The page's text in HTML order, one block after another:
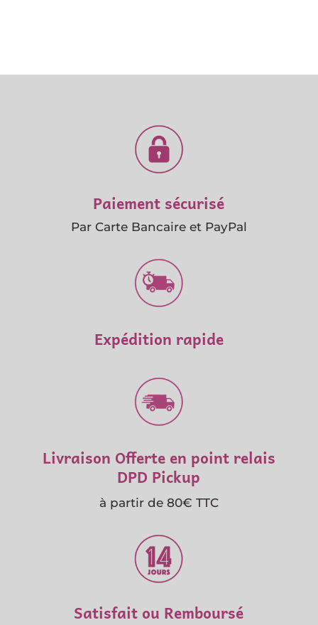
Paiement sécurisé
Par Carte Bancaire et PayPal
Expédition rapide
Livraison Offerte en point relais
DPD Pickup
à partir de 80€ TTC
Satisfait ou Remboursé